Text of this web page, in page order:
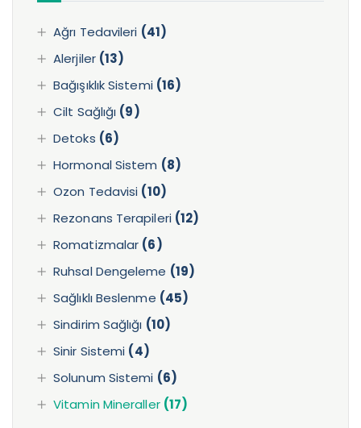
Ağrı Tedavileri (41)
Alerjiler (13)
Bağışıklık Sistemi (16)
Cilt Sağlığı (9)
Detoks (6)
Hormonal Sistem (8)
Ozon Tedavisi (10)
Rezonans Terapileri (12)
Romatizmalar (6)
Ruhsal Dengeleme (19)
Sağlıklı Beslenme (45)
Sindirim Sağlığı (10)
Sinir Sistemi (4)
Solunum Sistemi (6)
Vitamin Mineraller (17)